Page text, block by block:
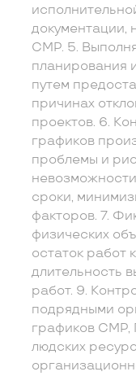
документации,
СМР. 5.
планирования
путем
причинах
проектов. 6.
графиков
проблемы и
сроки,
факторов. 7.
физических
остаток работ
длительность
работ. 9.
подрядными
графиков СМР,
людских